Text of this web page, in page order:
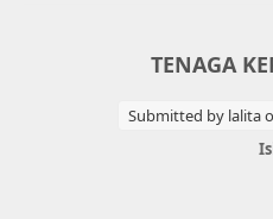
TENAGA
Submitted by lalita